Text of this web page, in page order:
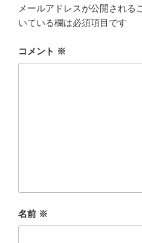
メールアドレスが公開される
いている欄は必須項目です
コメント ※
名前 ※